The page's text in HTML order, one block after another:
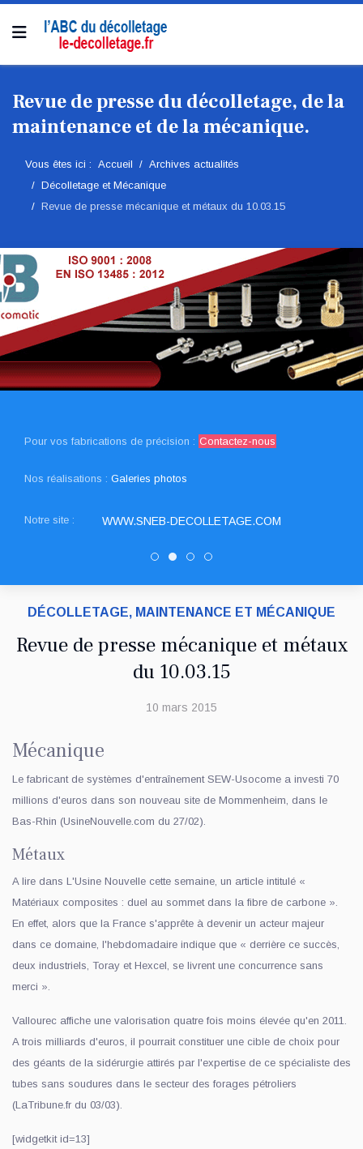
Revue de presse du décolletage, de la
maintenance et de la mécanique.
Vous êtes ici : Accueil
Archives actualités
Décolletage et Mécanique
Revue de presse mécanique et métaux du 10.03.15
Pour vos fabrications de précision : Contactez-nous
Nos réalisations : Galeries photos
Notre site : WWW.SNEB-DECOLLETAGE.COM
PATUREL DECOLLETAGE
SNED DECOLLETAGE
Decolletage.xyz
DÉCOLLETAGE, MAINTENANCE ET MÉCANIQUE
Revue de presse mécanique et métaux
du 10.03.15
10 mars 2015
Mécanique
Le fabricant de systèmes d'entraînement SEW-Usocome a investi 70
millions d'euros dans son nouveau site de Mommenheim, dans le
Bas-Rhin (UsineNouvelle.com du 27/02).
Métaux
A lire dans L'Usine Nouvelle cette semaine, un article intitulé «
Matériaux composites : duel au sommet dans la fibre de carbone ».
En effet, alors que la France s'apprête à devenir un acteur majeur
dans ce domaine, l'hebdomadaire indique que « derrière ce succès,
deux industriels, Toray et Hexcel, se livrent une concurrence sans
merci ».
Vallourec affiche une valorisation quatre fois moins élevée qu'en 2011.
A trois milliards d'euros, il pourrait constituer une cible de choix pour
des géants de la sidérurgie attirés par l'expertise de ce spécialiste des
tubes sans soudures dans le secteur des forages pétroliers
(LaTribune.fr du 03/03).
[widgetkit id=13]